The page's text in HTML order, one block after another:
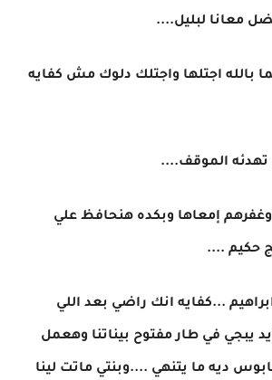
معانا لبليل....
اجتلها واجتلك دلوك مش كفايه
تهدئه الموقف....
إمعاها وبكده هنحافظ علي
حكيم ....
...كفايه انك راضي بعد اللي
يبجي في طار مفتوح بيناتنا وهعمل
ديه ما يتنهي ....وبنتي ماتت لينا